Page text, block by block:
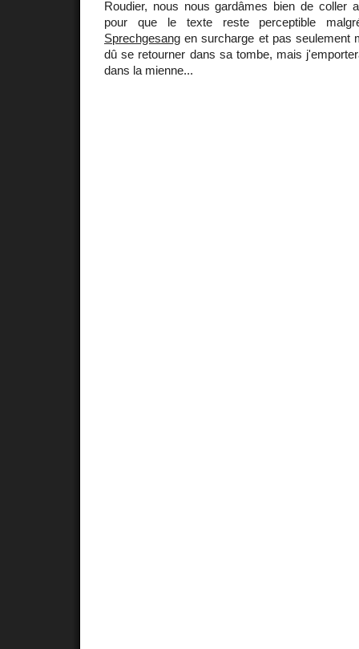
Roudier, nous nous gardâmes bien de coller
pour que le texte reste perceptible
Sprechgesang en surcharge et pas seulement
dû se retourner dans sa tombe, mais
dans la mienne...